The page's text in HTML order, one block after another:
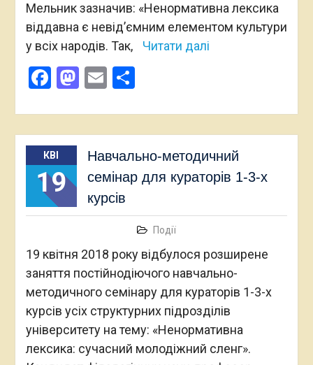
Мельник зазначив: «Ненормативна лексика
віддавна є невід’ємним елементом культури
у всіх народів. Так,
Читати далі
Facebook
Mastodon
EmailПоділитися
КВІ
19
Навчально-методичний
семінар для кураторів 1-3-х
курсів
Події
19 квітня 2018 року відбулося розширене
заняття постійнодіючого навчально-
методичного семінару для кураторів 1-3-х
курсів усіх структурних підрозділів
університету на тему: «Ненормативна
лексика: сучасний молодіжний сленг».